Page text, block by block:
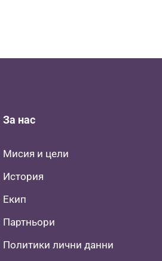
За нас
Мисия и цели
История
Екип
Партньори
Политики лични данни